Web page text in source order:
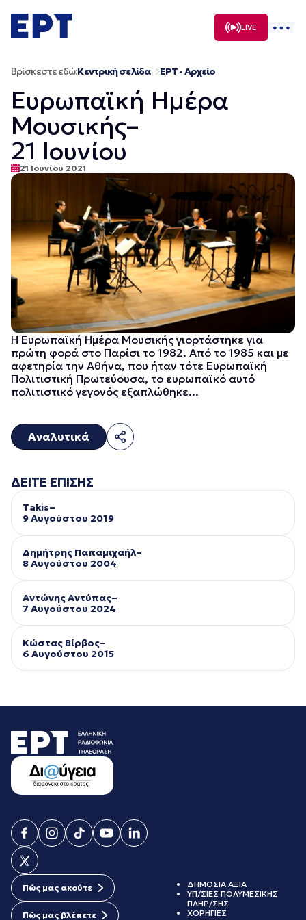
σε
περιεχόμενο
LIVE
Βρίσκεστε εδώ:Κεντρική σελίδα ΕΡΤ - Αρχείο
Ευρωπαϊκή Ημέρα
Μουσικής–
21 Ιουνίου
21 Ιουνίου 2021
Η Ευρωπαϊκή Ημέρα Μουσικής γιορτάστηκε για
πρώτη φορά στο Παρίσι το 1982. Από το 1985 και με
αφετηρία την Αθήνα, που ήταν τότε Ευρωπαϊκή
Πολιτιστική Πρωτεύουσα, το ευρωπαϊκό αυτό
πολιτιστικό γεγονός εξαπλώθηκε...
Αναλυτικά
ΔΕΙΤΕ ΕΠΙΣΗΣ
Takis–
9 Αυγούστου 2019
Δημήτρης Παπαμιχαήλ–
8 Αυγούστου 2004
Αντώνης Αντύπας–
7 Αυγούστου 2024
Κώστας Βίρβος–
6 Αυγούστου 2015
Πώς μας ακούτε
Πώς μας βλέπετε
ΔΗΜΟΣΙΑ ΑΞΙΑ
ΥΠ/ΣΙΕΣ ΠΟΛΥΜΕΣΙΚΗΣ
ΠΛΗΡ/ΣΗΣ
ΧΟΡΗΓΙΕΣ